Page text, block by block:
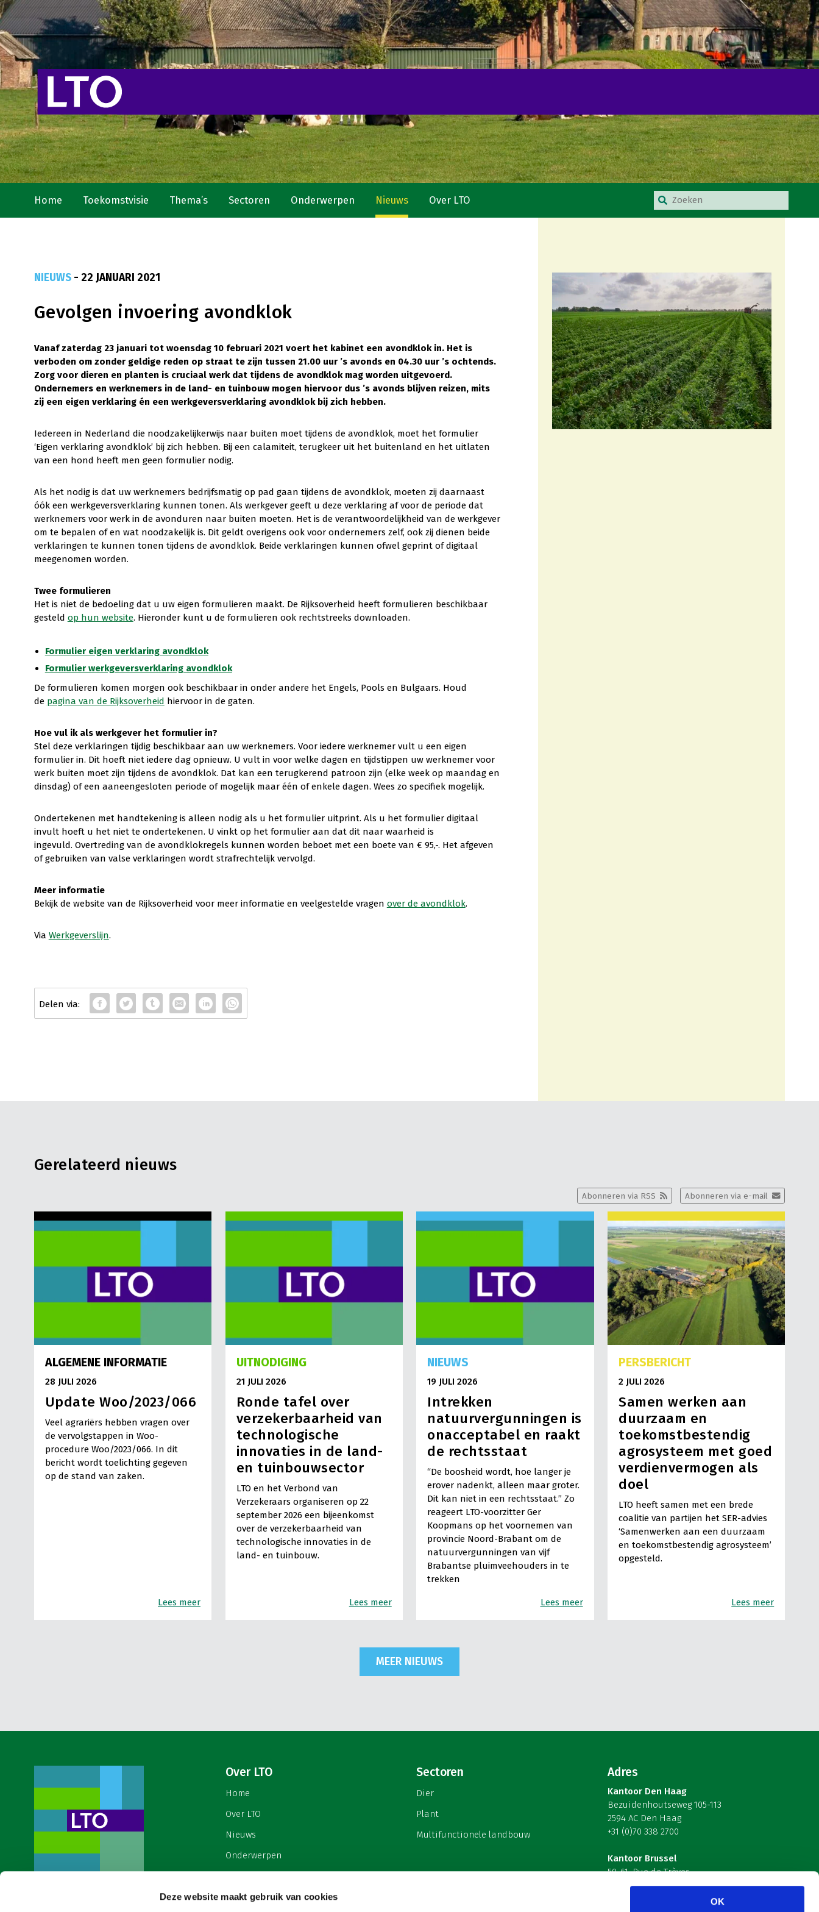
Deze website maakt gebruik van cookies
OK
Home Toekomstvisie Thema’s Sectoren Onderwerpen Nieuws Over LTO
NIEUWS- 22 JANUARI 2021
Gevolgen invoering avondklok
Vanaf zaterdag 23 januari tot woensdag 10 februari 2021 voert het kabinet een avondklok in. Het is
verboden om zonder geldige reden op straat te zijn tussen 21.00 uur ’s avonds en 04.30 uur ’s ochtends.
Zorg voor dieren en planten is cruciaal werk dat tijdens de avondklok mag worden uitgevoerd.
Ondernemers en werknemers in de land- en tuinbouw mogen hiervoor dus ’s avonds blijven reizen, mits
zij een eigen verklaring én een werkgeversverklaring avondklok bij zich hebben.
Iedereen in Nederland die noodzakelijkerwijs naar buiten moet tijdens de avondklok, moet het formulier
‘Eigen verklaring avondklok’ bij zich hebben. Bij een calamiteit, terugkeer uit het buitenland en het uitlaten
van een hond heeft men geen formulier nodig.
Als het nodig is dat uw werknemers bedrijfsmatig op pad gaan tijdens de avondklok, moeten zij daarnaast
óók een werkgeversverklaring kunnen tonen. Als werkgever geeft u deze verklaring af voor de periode dat
werknemers voor werk in de avonduren naar buiten moeten. Het is de verantwoordelijkheid van de werkgever
om te bepalen of en wat noodzakelijk is. Dit geldt overigens ook voor ondernemers zelf, ook zij dienen beide
verklaringen te kunnen tonen tijdens de avondklok. Beide verklaringen kunnen ofwel geprint of digitaal
meegenomen worden.
Twee formulieren
Het is niet de bedoeling dat u uw eigen formulieren maakt. De Rijksoverheid heeft formulieren beschikbaar
gesteld op hun website. Hieronder kunt u de formulieren ook rechtstreeks downloaden.
Formulier eigen verklaring avondklok
Formulier werkgeversverklaring avondklok
De formulieren komen morgen ook beschikbaar in onder andere het Engels, Pools en Bulgaars. Houd
de pagina van de Rijksoverheid hiervoor in de gaten.
Hoe vul ik als werkgever het formulier in?
Stel deze verklaringen tijdig beschikbaar aan uw werknemers. Voor iedere werknemer vult u een eigen
formulier in. Dit hoeft niet iedere dag opnieuw. U vult in voor welke dagen en tijdstippen uw werknemer voor
werk buiten moet zijn tijdens de avondklok. Dat kan een terugkerend patroon zijn (elke week op maandag en
dinsdag) of een aaneengesloten periode of mogelijk maar één of enkele dagen. Wees zo specifiek mogelijk.
Ondertekenen met handtekening is alleen nodig als u het formulier uitprint. Als u het formulier digitaal
invult hoeft u het niet te ondertekenen. U vinkt op het formulier aan dat dit naar waarheid is
ingevuld. Overtreding van de avondklokregels kunnen worden beboet met een boete van € 95,-. Het afgeven
of gebruiken van valse verklaringen wordt strafrechtelijk vervolgd.
Meer informatie
Bekijk de website van de Rijksoverheid voor meer informatie en veelgestelde vragen over de avondklok.
Via Werkgeverslijn.
Gerelateerd nieuws
Abonneren via e-mail
Abonneren via RSS
ALGEMENE INFORMATIE
28 JULI 2026
Update Woo/2023/066
Veel agrariërs hebben vragen over
de vervolgstappen in Woo-
procedure Woo/2023/066. In dit
bericht wordt toelichting gegeven
op de stand van zaken.
Lees meer
UITNODIGING
21 JULI 2026
Ronde tafel over
verzekerbaarheid van
technologische
innovaties in de land-
en tuinbouwsector
LTO en het Verbond van
Verzekeraars organiseren op 22
september 2026 een bijeenkomst
over de verzekerbaarheid van
technologische innovaties in de
land- en tuinbouw.
Lees meer
NIEUWS
19 JULI 2026
Intrekken
natuurvergunningen is
onacceptabel en raakt
de rechtsstaat
“De boosheid wordt, hoe langer je
erover nadenkt, alleen maar groter.
Dit kan niet in een rechtsstaat.” Zo
reageert LTO-voorzitter Ger
Koopmans op het voornemen van
provincie Noord-Brabant om de
natuurvergunningen van vijf
Brabantse pluimveehouders in te
trekken
Lees meer
PERSBERICHT
2 JULI 2026
Samen werken aan
duurzaam en
toekomstbestendig
agrosysteem met goed
verdienvermogen als
doel
LTO heeft samen met een brede
coalitie van partijen het SER-advies
‘Samenwerken aan een duurzaam
en toekomstbestendig agrosysteem’
opgesteld.
Lees meer
MEER NIEUWS
Over LTO
Home
Over LTO
Nieuws
Onderwerpen
Contact
Sectoren
Dier
Plant
Multifunctionele landbouw
Adres
Kantoor Den Haag
Bezuidenhoutseweg 105-113
2594 AC Den Haag
+31 (0)70 338 2700
Kantoor Brussel
59-61, Rue de Trèves
B-1040 Brussel – België